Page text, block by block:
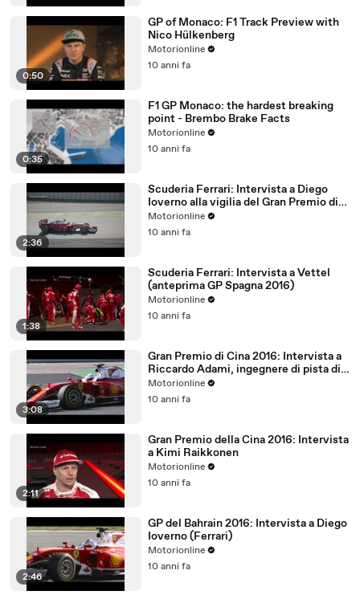
0:50
GP of Monaco: F1 Track Preview with
Nico Hülkenberg
Motorionline
10 anni fa
0:35
F1 GP Monaco: the hardest breaking
point - Brembo Brake Facts
Motorionline
10 anni fa
2:36
Scuderia Ferrari: Intervista a Diego
Ioverno alla vigilia del Gran Premio di
Spagna 2016
Motorionline
10 anni fa
1:38
Scuderia Ferrari: Intervista a Vettel
(anteprima GP Spagna 2016)
Motorionline
10 anni fa
3:08
Gran Premio di Cina 2016: Intervista a
Riccardo Adami, ingegnere di pista di
Sebastian Vettel
Motorionline
10 anni fa
2:11
Gran Premio della Cina 2016: Intervista
a Kimi Raikkonen
Motorionline
10 anni fa
2:46
GP del Bahrain 2016: Intervista a Diego
Ioverno (Ferrari)
Motorionline
10 anni fa